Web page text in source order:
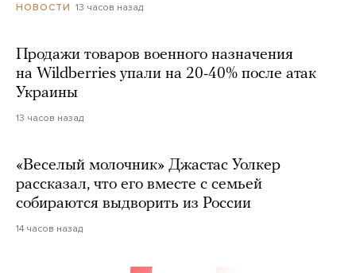
НОВОСТИ 13 часов назад
Продажи товаров военного назначения
на Wildberries упали на 20-40% после атак
Украины
13 часов назад
«Веселый молочник» Джастас Уолкер
рассказал, что его вместе с семьей
собираются выдворить из России
14 часов назад